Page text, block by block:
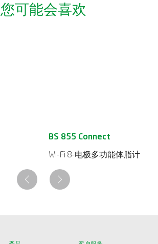
您可能会喜欢
Wi-Fi 8-电极多功能体脂计